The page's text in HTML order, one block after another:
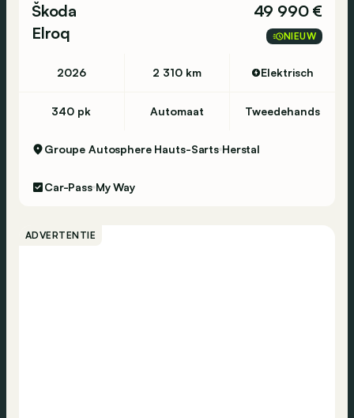
Škoda
Elroq
49 990 €
NIEUW
2026 2 310 km Elektrisch
340 pk Automaat Tweedehands
Groupe Autosphere Hauts-Sarts Herstal
Car-Pass My Way
ADVERTENTIE